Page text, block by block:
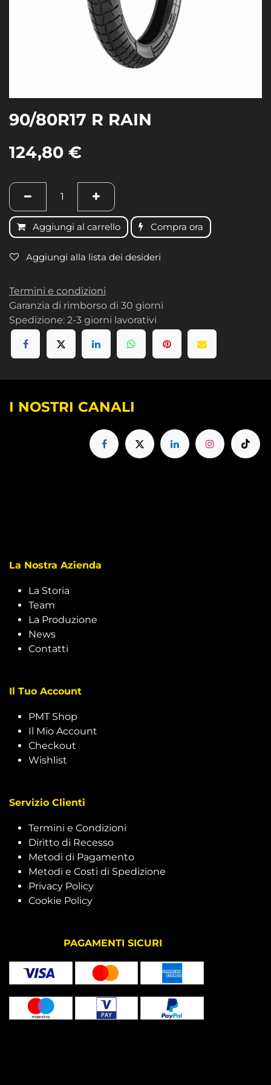
90/80R17 R RAIN
124,80 €
Aggiungi al carrello Compra ora
Aggiungi alla lista dei desideri
Termini e condizioni
Garanzia di rimborso di 30 giorni
Spedizione: 2-3 giorni lavorativi
I NOSTRI CANALI
La Nostra Azienda
La Storia
Team
La Produzione
News
Contatti
Il Tuo Account
PMT Shop
Il Mio Account
Checkout
Wishlist
Servizio Clienti
Termini e Condizioni
Diritto di Recesso
Metodi di Pagamento
Metodi e Costi di Spedizione
Privacy Policy
Cookie Policy
PAGAMENTI SICURI